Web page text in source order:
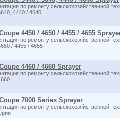
по ремонту сельскохозяйственной
4440 / 4640
4450 / 4650 / 4455 / 4655
по ремонту сельскохозяйственной
/ 4455 / 4655
4460 / 4660 Sprayer
по ремонту сельскохозяйственной
7000 Series Sprayer
по ремонту сельскохозяйственной